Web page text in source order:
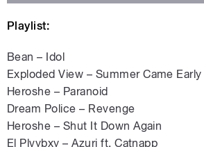
Playlist:
Bean – Idol
Exploded View – Summer Came Early
Heroshe – Paranoid
Dream Police – Revenge
Heroshe – Shut It Down Again
El Plvybxy – Azuri ft. Catnapp